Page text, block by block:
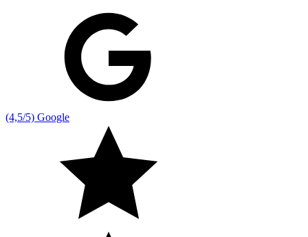
(4,5/5) Google